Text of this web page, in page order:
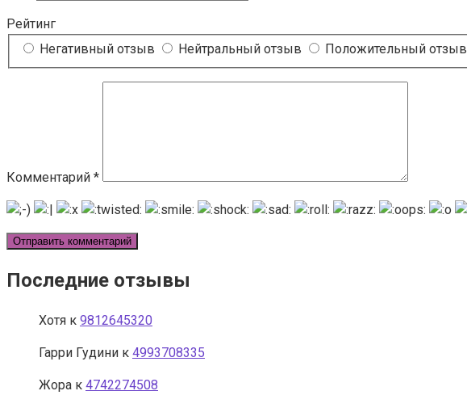
Рейтинг
Негативный отзыв
Нейтральный отзыв Положительный отзыв
Комментарий *
Последние отзывы
Хотя к 9812645320
Гарри Гудини к 4993708335
Жора к 4742274508